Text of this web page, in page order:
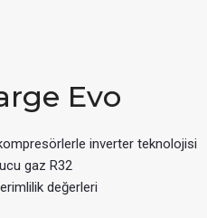
Evo
inverter teknolojisi
gaz R32
değerleri